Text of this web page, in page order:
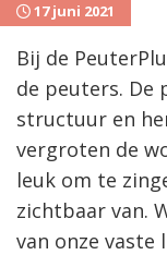
17 juni 2021
Bij de
de peuters. De
structuur en
vergroten de
leuk om te
zichtbaar van.
van onze vaste